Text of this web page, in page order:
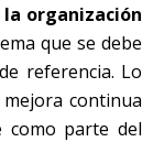
organización
que se debe
referencia. Lo
continua
como parte del